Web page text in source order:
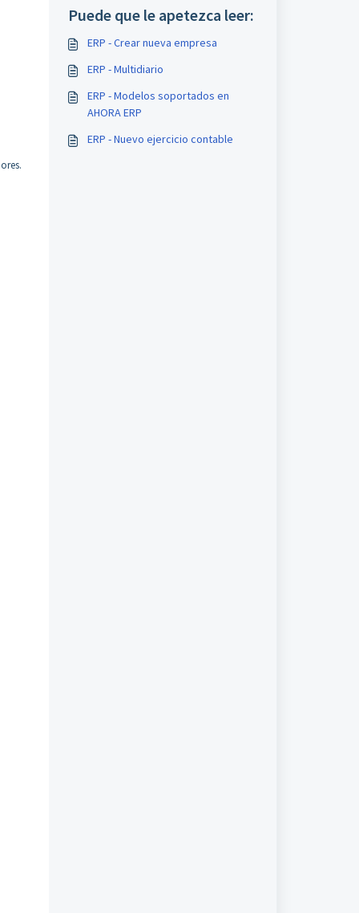
Puede que le apetezca leer:
ERP - Crear nueva empresa
ERP - Multidiario
ERP - Modelos soportados en
AHORA ERP
ERP - Nuevo ejercicio contable